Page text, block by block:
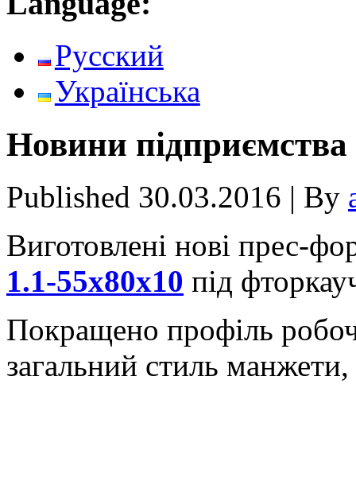
Русский
Українська
Новини пiдприємства
Published 30.03.2016 | By
Виготовлені нові прес-
1.1-55х80х10 під
Покращено профіль
загальний стиль